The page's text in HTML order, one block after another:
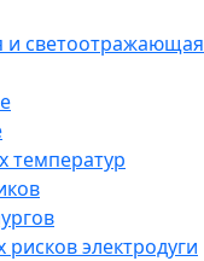
и светоотражающая
температур
электродуги